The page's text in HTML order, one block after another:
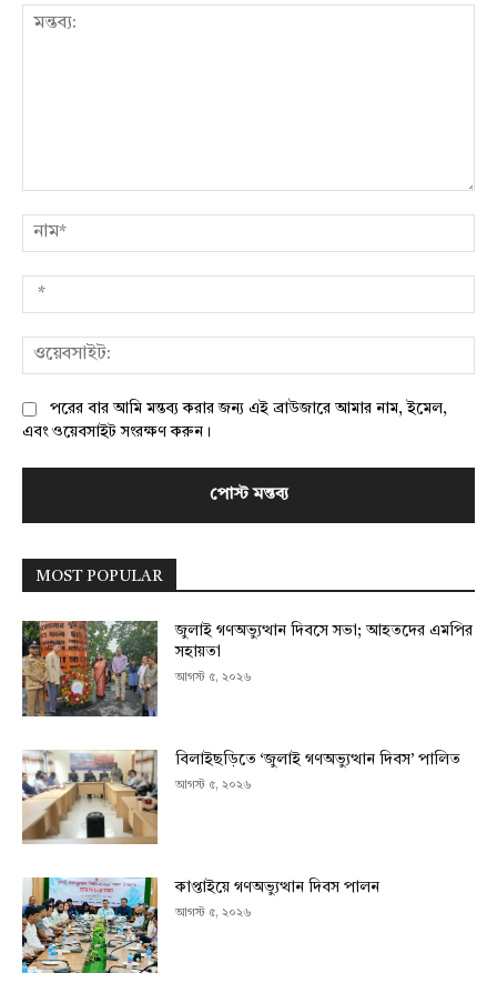
পরের বার আমি মন্তব্য করার জন্য এই ব্রাউজারে আমার নাম, ইমেল,
এবং ওয়েবসাইট সংরক্ষণ করুন।
MOST POPULAR
জুলাই গণঅভ্যুত্থান দিবসে সভা; আহতদের এমপির
সহায়তা
আগস্ট ৫, ২০২৬
বিলাইছড়িতে ‘জুলাই গণঅভ্যুত্থান দিবস’ পালিত
আগস্ট ৫, ২০২৬
কাপ্তাইয়ে গণঅভ্যুত্থান দিবস পালন
আগস্ট ৫, ২০২৬